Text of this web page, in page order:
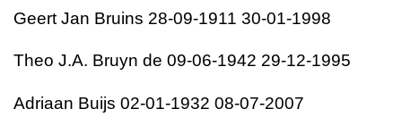
Geert Jan Bruins 28-09-1911 30-01-1998
Theo J.A. Bruyn de 09-06-1942 29-12-1995
Adriaan Buijs 02-01-1932 08-07-2007